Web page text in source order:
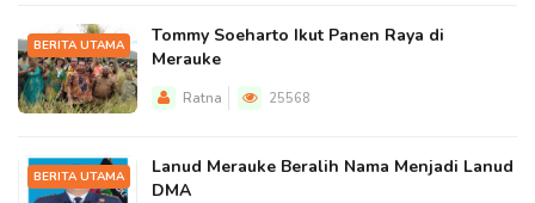
BERITA UTAMA
Tommy Soeharto Ikut Panen Raya di
Merauke
Ratna 25568
BERITA UTAMA
Lanud Merauke Beralih Nama Menjadi Lanud
DMA